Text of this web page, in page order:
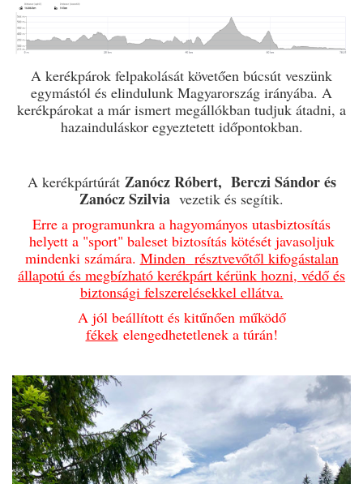
A kerékpárok felpakolását követően búcsút veszünk
egymástól és elindulunk Magyarország irányába. A
kerékpárokat a már ismert megállókban tudjuk átadni, a
hazainduláskor egyeztetett időpontokban.
A kerékpártúrát Zanócz Róbert, Berczi Sándor és
Zanócz Szilvia vezetik és segítik.
Erre a programunkra a hagyományos utasbiztosítás
helyett a "sport" baleset biztosítás kötését javasoljuk
mindenki számára. Minden résztvevőtől kifogástalan
állapotú és megbízható kerékpárt kérünk hozni, védő és
biztonsági felszerelésekkel ellátva.
A jól beállított és kitűnően működő
fékekelengedhetetlenek a túrán!